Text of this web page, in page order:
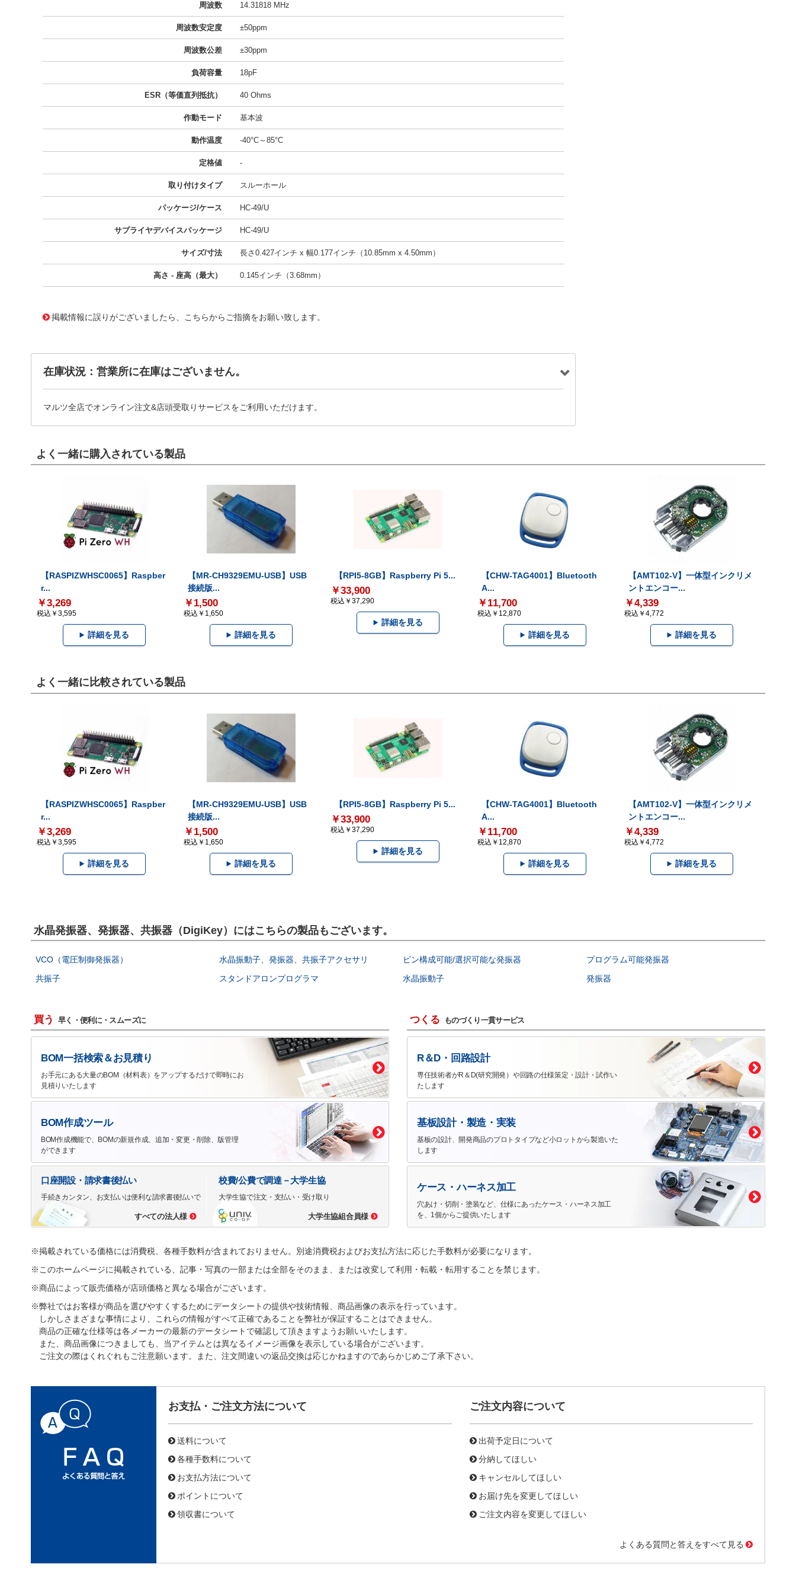
周波数 14.31818 MHz
周波数安定度 ±50ppm
周波数公差 ±30ppm
負荷容量 18pF
ESR（等価直列抵抗） 40 Ohms
作動モード 基本波
動作温度 -40°C～85°C
定格値 -
取り付けタイプ スルーホール
パッケージ/ケース HC-49/U
サプライヤデバイスパッケージ HC-49/U
サイズ/寸法 長さ0.427インチ x 幅0.177インチ（10.85mm x 4.50mm）
高さ - 座高（最大） 0.145インチ（3.68mm）
掲載情報に誤りがございましたら、こちらからご指摘をお願い致します。
在庫状況：営業所に在庫はございません。
マルツ全店でオンライン注文&店頭受取りサービスをご利用いただけます。
よく一緒に購入されている製品
【RASPIZWHSC0065】Raspber
r...
￥3,269
税込￥3,595
詳細を見る
【MR-CH9329EMU-USB】USB
接続版...
￥1,500
税込￥1,650
詳細を見る
【RPI5-8GB】Raspberry Pi 5...
￥33,900
税込￥37,290
詳細を見る
【CHW-TAG4001】Bluetooth
A...
￥11,700
税込￥12,870
詳細を見る
【AMT102-V】一体型インクリメ
ントエンコー...
￥4,339
税込￥4,772
詳細を見る
よく一緒に比較されている製品
【RASPIZWHSC0065】Raspber
r...
￥3,269
税込￥3,595
詳細を見る
【MR-CH9329EMU-USB】USB
接続版...
￥1,500
税込￥1,650
詳細を見る
【RPI5-8GB】Raspberry Pi 5...
￥33,900
税込￥37,290
詳細を見る
【CHW-TAG4001】Bluetooth
A...
￥11,700
税込￥12,870
詳細を見る
【AMT102-V】一体型インクリメ
ントエンコー...
￥4,339
税込￥4,772
詳細を見る
水晶発振器、発振器、共振器（DigiKey）にはこちらの製品もございます。
VCO（電圧制御発振器） 水晶振動子、発振器、共振子アクセサリ ピン構成可能/選択可能な発振器
プログラム可能発振器
共振子
スタンドアロンプログラマ 水晶振動子 発振器
買う 早く・便利に・スムーズに
BOM一括検索＆お見積り
お手元にある大量のBOM（材料表）をアップするだけで即時にお
見積りいたします
BOM作成ツール
BOM作成機能で、BOMの新規作成、追加・変更・削除、版管理
ができます
口座開設・請求書後払い
手続きカンタン、お支払いは便利な請求書後払いで
すべての法人様
校費/公費で調達－大学生協
大学生協で注文・支払い・受け取り
大学生協組合員様
つくる ものづくり一貫サービス
R＆D・回路設計
専任技術者がR＆D(研究開発）や回路の仕様策定・設計・試作い
たします
基板設計・製造・実装
基板の設計、開発商品のプロトタイプなど小ロットから製造いた
します
ケース・ハーネス加工
穴あけ・切削・塗装など、仕様にあったケース・ハーネス加工
を、1個からご提供いたします
※掲載されている価格には消費税、各種手数料が含まれておりません。別途消費税およびお支払方法に応じた手数料が必要になります。
※このホームページに掲載されている、記事・写真の一部または全部をそのまま、または改変して利用・転載・転用することを禁じます。
※商品によって販売価格が店頭価格と異なる場合がございます。
※弊社ではお客様が商品を選びやすくするためにデータシートの提供や技術情報、商品画像の表示を行っています。
しかしさまざまな事情により、これらの情報がすべて正確であることを弊社が保証することはできません。
商品の正確な仕様等は各メーカーの最新のデータシートで確認して頂きますようお願いいたします。
また、商品画像につきましても、当アイテムとは異なるイメージ画像を表示している場合がございます。
ご注文の際はくれぐれもご注意願います。また、注文間違いの返品交換は応じかねますのであらかじめご了承下さい。
お支払・ご注文方法について
送料について
各種手数料について
お支払方法について
ポイントについて
領収書について
ご注文内容について
出荷予定日について
分納してほしい
キャンセルしてほしい
お届け先を変更してほしい
ご注文内容を変更してほしい
よくある質問と答えをすべて見る